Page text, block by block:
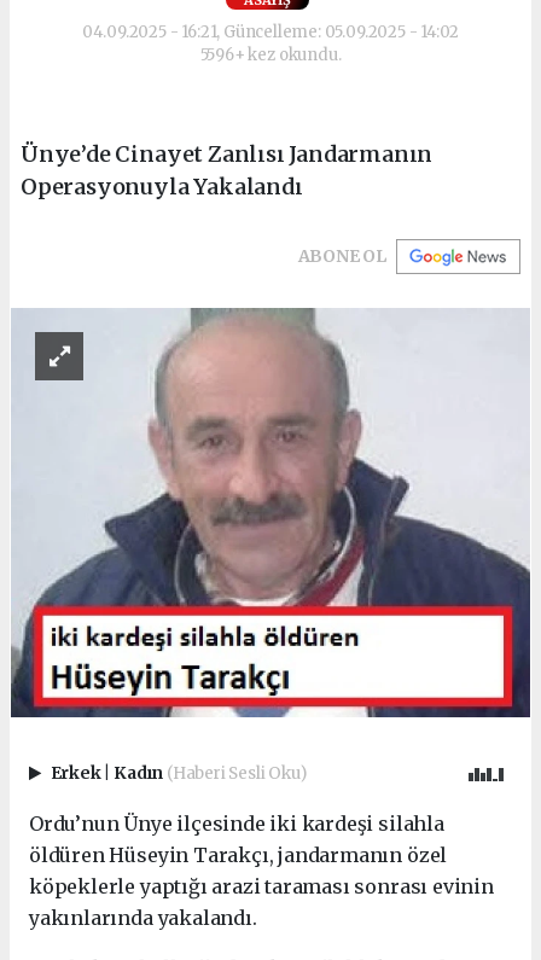
04.09.2025 - 16:21, Güncelleme: 05.09.2025 - 14:02
5596+ kez okundu.
Ünye’de Cinayet Zanlısı Jandarmanın
Operasyonuyla Yakalandı
ABONE OL
Erkek Kadın (Haberi Sesli Oku)
Ordu’nun Ünye ilçesinde iki kardeşi silahla
öldüren Hüseyin Tarakçı, jandarmanın özel
köpeklerle yaptığı arazi taraması sonrası evinin
yakınlarında yakalandı.